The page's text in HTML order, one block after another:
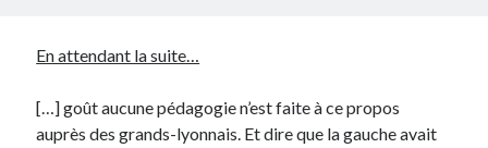
En attendant la suite…
[…] goût aucune pédagogie n’est faite à ce propos
auprès des grands-lyonnais. Et dire que la gauche avait